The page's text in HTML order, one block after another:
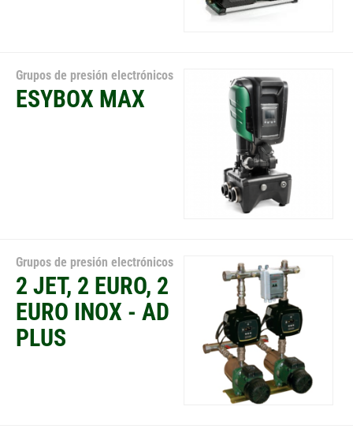
Grupos de presión electrónicos
ESYBOX MAX
Grupos de presión electrónicos
2 JET, 2 EURO, 2
EURO INOX - AD
PLUS